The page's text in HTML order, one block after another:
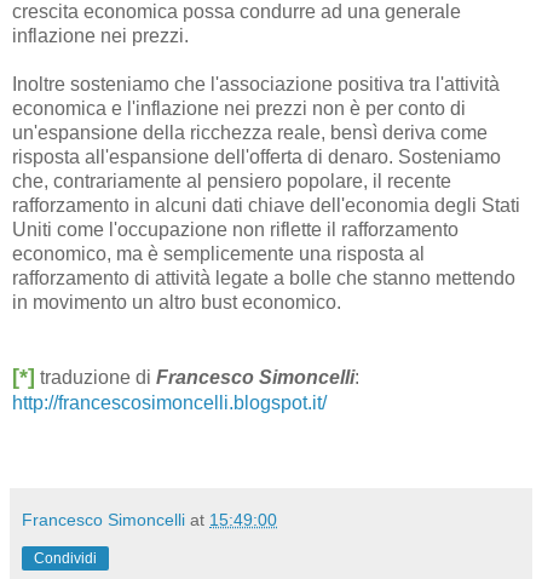
crescita economica possa condurre ad una generale
inflazione nei prezzi.
Inoltre sosteniamo che l'associazione positiva tra l'attività
economica e l'inflazione nei prezzi non è per conto di
un'espansione della ricchezza reale, bensì deriva come
risposta all'espansione dell'offerta di denaro. Sosteniamo
che, contrariamente al pensiero popolare, il recente
rafforzamento in alcuni dati chiave dell'economia degli Stati
Uniti come l'occupazione non riflette il rafforzamento
economico, ma è semplicemente una risposta al
rafforzamento di attività legate a bolle che stanno mettendo
in movimento un altro bust economico.
[*] traduzione di Francesco Simoncelli:
http://francescosimoncelli.blogspot.it/
Francesco Simoncelli at 15:49:00
Condividi